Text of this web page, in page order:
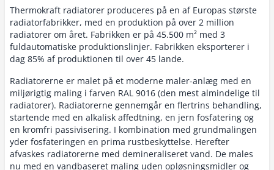
Thermokraft radiatorer produceres på en af Europas største
radiatorfabrikker, med en produktion på over 2 million
radiatorer om året. Fabrikken er på 45.500 m² med 3
fuldautomatiske produktionslinjer. Fabrikken eksporterer i
dag 85% af produktionen til over 45 lande.
Radiatorerne er malet på et moderne maler-anlæg med en
miljørigtig maling i farven RAL 9016 (den mest almindelige til
radiatorer). Radiatorerne gennemgår en flertrins behandling,
startende med en alkalisk affedtning, en jern fosfatering og
en kromfri passivisering. I kombination med grundmalingen
yder fosfateringen en prima rustbeskyttelse. Herefter
afvaskes radiatorerne med demineraliseret vand. De males
nu med en vandbaseret maling uden opløsningsmidler og